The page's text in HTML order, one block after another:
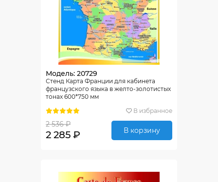
Модель: 20729
Стенд Карта Франции для кабинета
французского языка в желто-золотистых
тонах 600*750 мм
В избранное
2 536 ₽
2 285 ₽ В корзину